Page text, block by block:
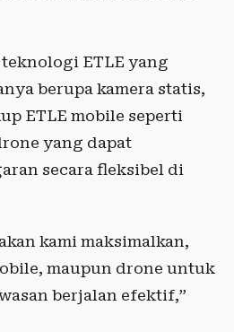
ETLE yang
berupa kamera statis,
ETLE mobile seperti
yang dapat
secara fleksibel di
kami maksimalkan,
maupun drone untuk
berjalan efektif,”